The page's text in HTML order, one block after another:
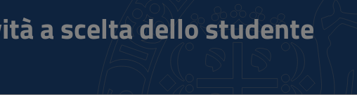
a scelta dello studente